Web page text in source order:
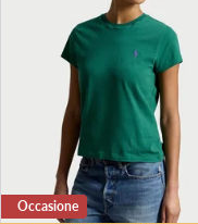
Occasione